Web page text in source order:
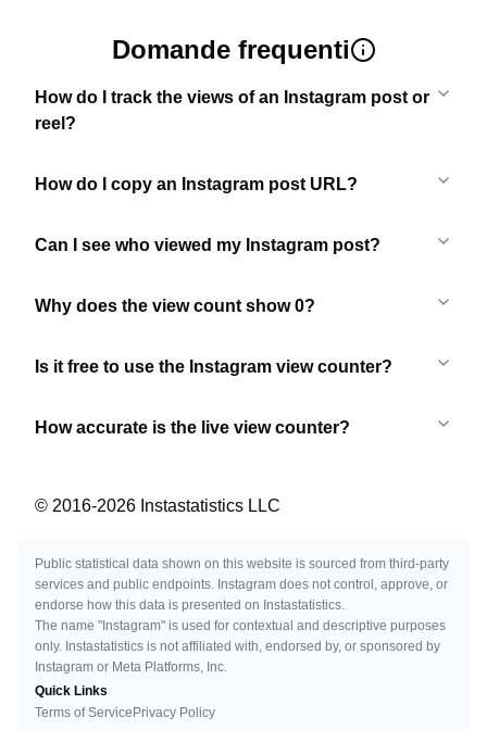
Domande frequenti
How do I track the views of an Instagram post or
reel?
How do I copy an Instagram post URL?
Can I see who viewed my Instagram post?
Why does the view count show 0?
Is it free to use the Instagram view counter?
How accurate is the live view counter?
© 2016-2026 Instastatistics LLC
Public statistical data shown on this website is sourced from third-party
services and public endpoints. Instagram does not control, approve, or
endorse how this data is presented on Instastatistics.
The name "Instagram" is used for contextual and descriptive purposes
only. Instastatistics is not affiliated with, endorsed by, or sponsored by
Instagram or Meta Platforms, Inc.
Quick Links
Terms of Service Privacy Policy